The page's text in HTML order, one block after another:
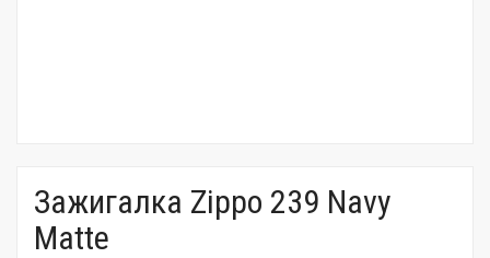
Зажигалка Zippo 239 Navy
Matte